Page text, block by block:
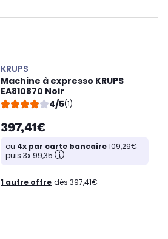
KRUPS
Machine à expresso KRUPS
EA810870 Noir
4/5(1)
397,41€
ou 4x par carte bancaire109,29€
puis 3x 99,35
1 autre offre dès 397,41€